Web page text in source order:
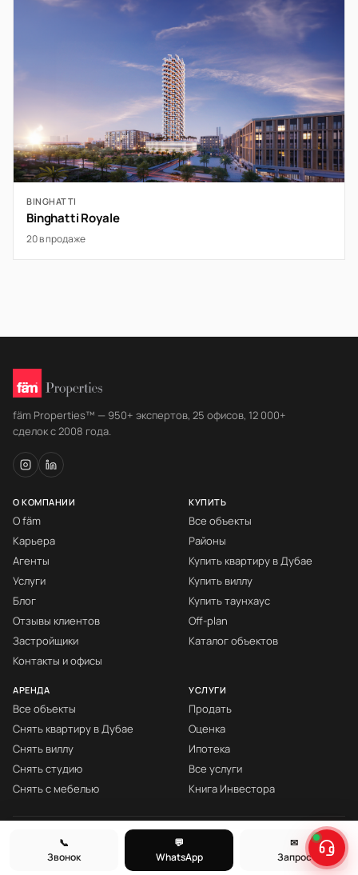
BINGHATTI
Binghatti Royale
20 в продаже
📞
Звонок
💬
WhatsApp
✉
Запрос
fäm Properties™ — 950+ экспертов, 25 офисов, 12 000+
сделок с 2008 года.
О КОМПАНИИ
О fäm
Карьера
Агенты
Услуги
Блог
Отзывы клиентов
Застройщики
Контакты и офисы
КУПИТЬ
Все объекты
Районы
Купить квартиру в Дубае
Купить виллу
Купить таунхаус
Off-plan
Каталог объектов
АРЕНДА
Все объекты
Снять квартиру в Дубае
Снять виллу
Снять студию
Снять с мебелью
УСЛУГИ
Продать
Оценка
Ипотека
Все услуги
Книга Инвестора
© fäm Properties™ · ORN 1858 · С 2008